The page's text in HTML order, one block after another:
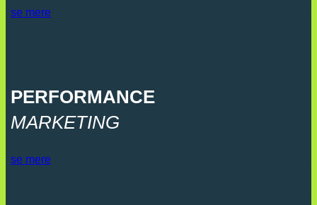
se mere
PERFORMANCE
MARKETING
se mere